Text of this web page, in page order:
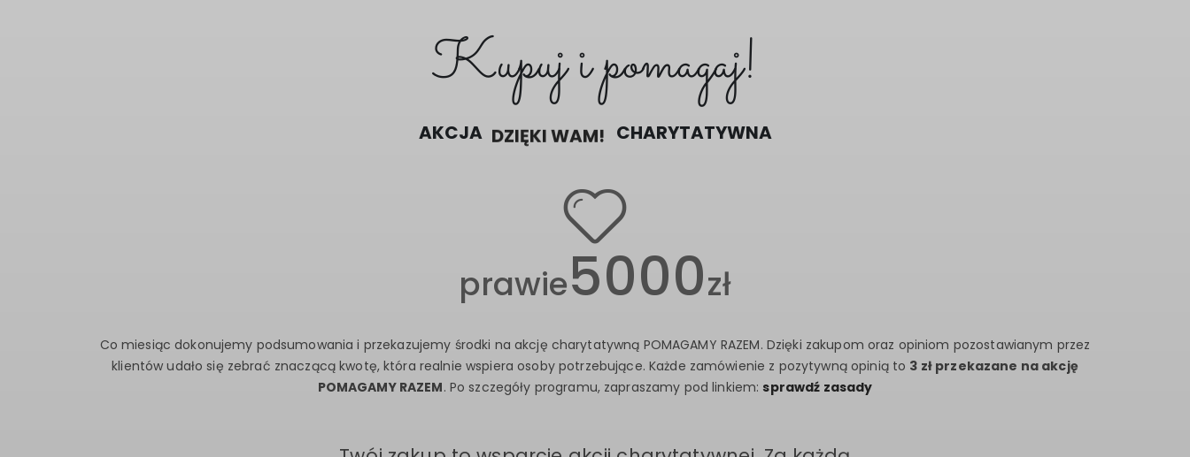
Kupuj i pomagaj!
AKCJA DZIĘKI WAM! CHARYTATYWNA
prawie5000zł
Co miesiąc dokonujemy podsumowania i przekazujemy środki na akcję charytatywną POMAGAMY RAZEM. Dzięki zakupom oraz opiniom pozostawianym przez
klientów udało się zebrać znaczącą kwotę, która realnie wspiera osoby potrzebujące. Każde zamówienie z pozytywną opinią to 3 zł przekazane na akcję
POMAGAMY RAZEM. Po szczegóły programu, zapraszamy pod linkiem: sprawdź zasady